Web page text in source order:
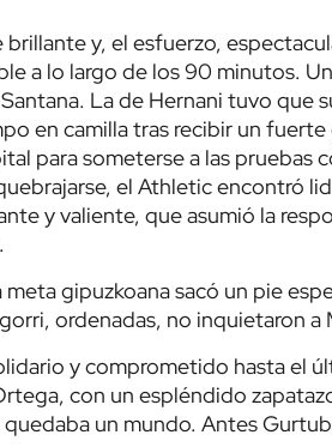
y, el esfuerzo,
a lo largo de los 90 minutos.
La de Hernani tuvo que
en camilla tras recibir un
para someterse a las
el Athletic encontró
y valiente, que asumió la
meta gipuzkoana sacó un pie
ordenadas, no inquietaron a
y comprometido hasta el
con un espléndido
un mundo. Antes